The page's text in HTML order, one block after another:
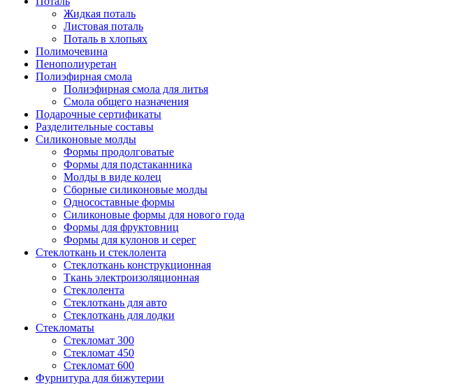
Жидкая поталь
Листовая поталь
Поталь в хлопьях
Полимочевина
Пенополиуретан
Полиэфирная смола
Полиэфирная смола для литья
Смола общего назначения
Подарочные сертификаты
Разделительные составы
Силиконовые молды
Формы продолговатые
Формы для подстаканника
Молды в виде колец
Сборные силиконовые молды
Односоставные формы
Силиконовые формы для нового года
Формы для фруктовниц
Формы для кулонов и серег
Стеклоткань и стеклолента
Стеклоткань конструкционная
Ткань электроизоляционная
Стеклолента
Стеклоткань для авто
Стеклоткань для лодки
Стекломаты
Стекломат 300
Стекломат 450
Стекломат 600
Фурнитура для бижутерии